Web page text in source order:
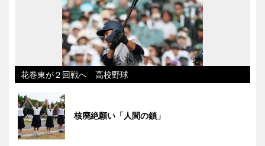
花巻東が２回戦へ 高校野球
核廃絶願い「人間の鎖」